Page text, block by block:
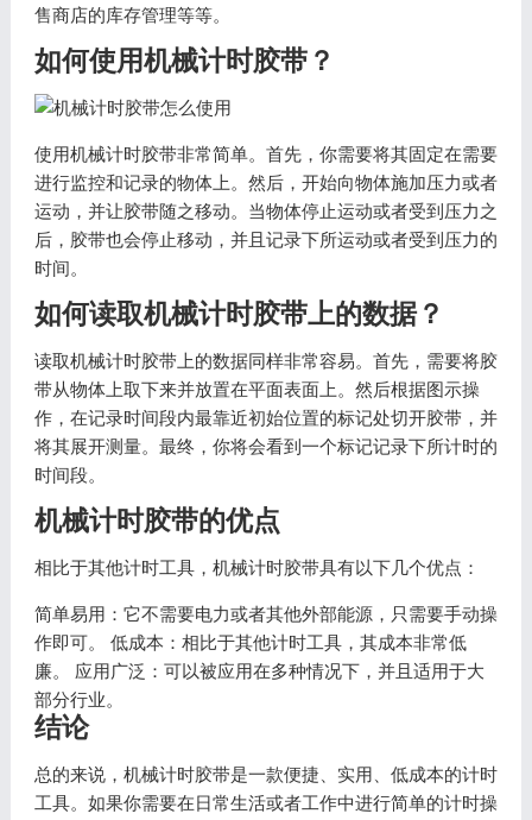
售商店的库存管理等等。
如何使用机械计时胶带？
使用机械计时胶带非常简单。首先，你需要将其固定在需要
进行监控和记录的物体上。然后，开始向物体施加压力或者
运动，并让胶带随之移动。当物体停止运动或者受到压力之
后，胶带也会停止移动，并且记录下所运动或者受到压力的
时间。
如何读取机械计时胶带上的数据？
读取机械计时胶带上的数据同样非常容易。首先，需要将胶
带从物体上取下来并放置在平面表面上。然后根据图示操
作，在记录时间段内最靠近初始位置的标记处切开胶带，并
将其展开测量。最终，你将会看到一个标记记录下所计时的
时间段。
机械计时胶带的优点
相比于其他计时工具，机械计时胶带具有以下几个优点：
简单易用：它不需要电力或者其他外部能源，只需要手动操
作即可。 低成本：相比于其他计时工具，其成本非常低
廉。 应用广泛：可以被应用在多种情况下，并且适用于大
部分行业。
结论
总的来说，机械计时胶带是一款便捷、实用、低成本的计时
工具。如果你需要在日常生活或者工作中进行简单的计时操